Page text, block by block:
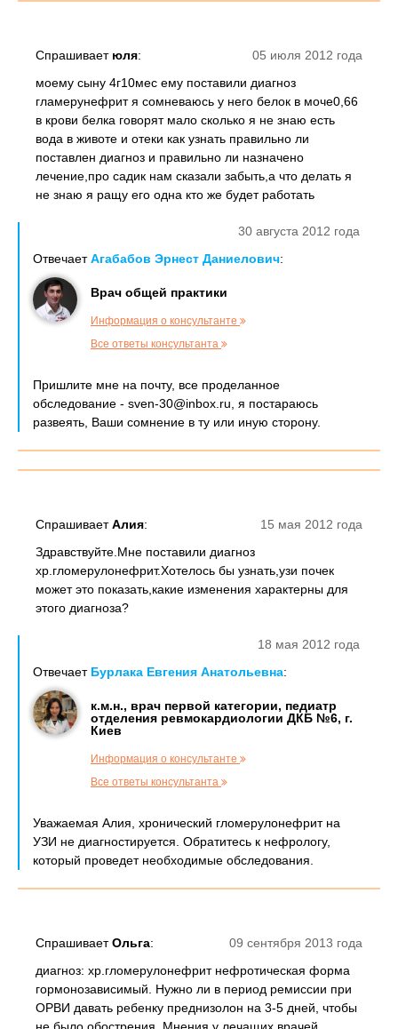
05 июля 2012 года
Спрашивает юля:
моему сыну 4г10мес ему поставили диагноз
гламерунефрит я сомневаюсь у него белок в моче0,66
в крови белка говорят мало сколько я не знаю есть
вода в животе и отеки как узнать правильно ли
поставлен диагноз и правильно ли назначено
лечение,про садик нам сказали забыть,а что делать я
не знаю я ращу его одна кто же будет работать
30 августа 2012 года
ОтвечаетАгабабов Эрнест Даниелович:
Врач общей практики
Информация о консультанте
Все ответы консультанта
Пришлите мне на почту, все проделанное
обследование - sven-30@inbox.ru, я постараюсь
развеять, Ваши сомнение в ту или иную сторону.
15 мая 2012 года
СпрашиваетАлия:
Здравствуйте.Мне поставили диагноз
хр.гломерулонефрит.Хотелось бы узнать,узи почек
может это показать,какие изменения характерны для
этого диагноза?
18 мая 2012 года
Отвечает Бурлака Евгения Анатольевна:
к.м.н., врач первой категории, педиатр
отделения ревмокардиологии ДКБ №6, г.
Киев
Информация о консультанте
Все ответы консультанта
Уважаемая Алия, хронический гломерулонефрит на
УЗИ не диагностируется. Обратитесь к нефрологу,
который проведет необходимые обследования.
09 сентября 2013 года
СпрашиваетОльга:
диагноз: хр.гломерулонефрит нефротическая форма
гормонозависимый. Нужно ли в период ремиссии при
ОРВИ давать ребенку преднизолон на 3-5 дней, чтобы